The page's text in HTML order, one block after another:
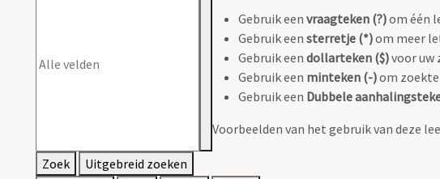
Gebruik een vraagteken (?)om één
Gebruik een sterretje (*)om meer
Gebruik een dollarteken ($)voor uw
Gebruik een minteken (-)om
Gebruik een Dubbele
Voorbeelden van het gebruik van deze
Zoek
Uitgebreid zoeken